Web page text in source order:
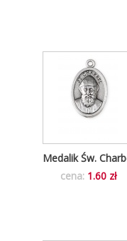
Medalik Św.
cena: 1.60 zł